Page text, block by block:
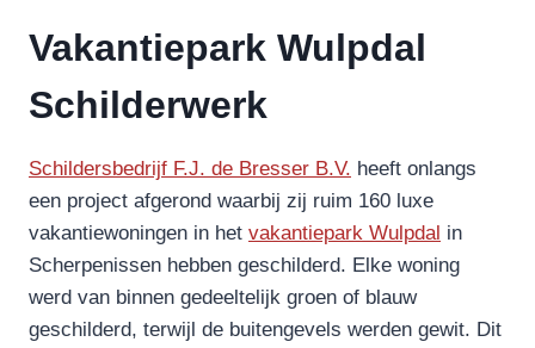
Vakantiepark Wulpdal
Schilderwerk
Schildersbedrijf F.J. de Bresser B.V. heeft onlangs
een project afgerond waarbij zij ruim 160 luxe
vakantiewoningen in het vakantiepark Wulpdal in
Scherpenissen hebben geschilderd. Elke woning
werd van binnen gedeeltelijk groen of blauw
geschilderd, terwijl de buitengevels werden gewit. Dit